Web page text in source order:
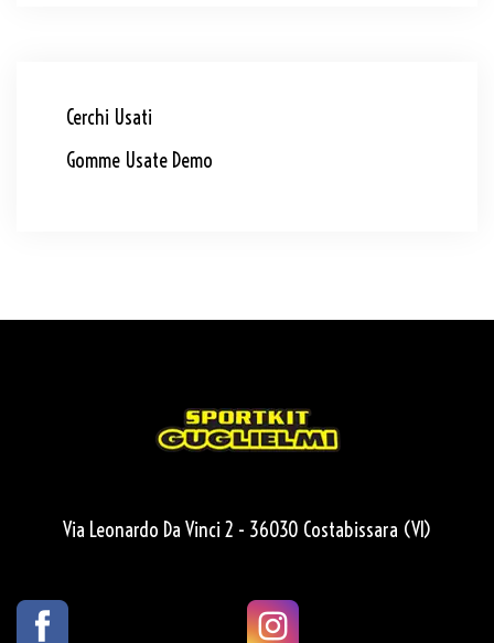
Cerchi Usati
Gomme Usate Demo
Via Leonardo Da Vinci 2 - 36030 Costabissara (VI)